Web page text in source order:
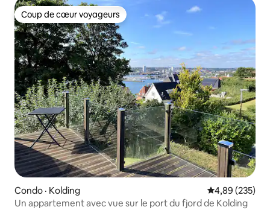
Coup de cœur voyageurs
Coup de cœur voyageurs
Condo · Kolding Note
4,89 (235)
Un appartement avec vue sur le port du fjord de Kolding